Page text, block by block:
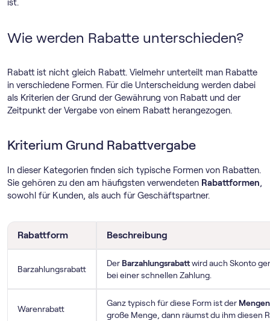
ist.
Wie werden Rabatte unterschieden?
Rabatt ist nicht gleich Rabatt. Vielmehr unterteilt man Rabatte
in verschiedene Formen. Für die Unterscheidung werden dabei
als Kriterien der Grund der Gewährung von Rabatt und der
Zeitpunkt der Vergabe von einem Rabatt herangezogen.
Kriterium Grund Rabattvergabe
In dieser Kategorien finden sich typische Formen von Rabatten.
Sie gehören zu den am häufigsten verwendeten Rabattformen,
sowohl für Kunden, als auch für Geschäftspartner.
Rabattform Beschreibung
Barzahlungsrabatt
Der Barzahlungsrabattwird auch Skonto
bei einer schnellen Zahlung.
Warenrabatt
Ganz typisch für diese Form ist der
große Menge, dann räumst du ihm diesen